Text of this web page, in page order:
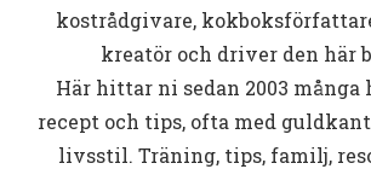
kostrådgivare,
kreatör och driver den här
Här hittar ni sedan 2003 många
recept och tips, ofta med
livsstil. Träning, tips, familj,